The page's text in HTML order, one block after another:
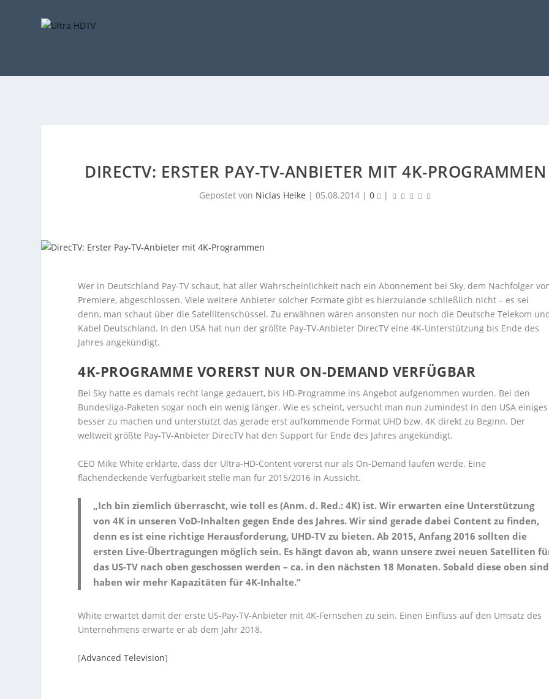
DIRECTV: ERSTER PAY-TV-ANBIETER MIT 4K-PROGRAMMEN
Gepostet von Niclas Heike |05.08.2014 |0 |
Wer in Deutschland Pay-TV schaut, hat aller Wahrscheinlichkeit nach ein Abonnement bei Sky, dem Nachfolger
Premiere, abgeschlossen. Viele weitere Anbieter solcher Formate gibt es hierzulande schließlich nicht – es sei
denn, man schaut über die Satellitenschüssel. Zu erwähnen wären ansonsten nur noch die Deutsche Telekom
Kabel Deutschland. In den USA hat nun der größte Pay-TV-Anbieter DirecTV eine 4K-Unterstützung bis Ende des
Jahres angekündigt.
4K-PROGRAMME VORERST NUR ON-DEMAND VERFÜGBAR
Bei Sky hatte es damals recht lange gedauert, bis HD-Programme ins Angebot aufgenommen wurden. Bei den
Bundesliga-Paketen sogar noch ein wenig länger. Wie es scheint, versucht man nun zumindest in den USA einiges
besser zu machen und unterstützt das gerade erst aufkommende Format UHD bzw. 4K direkt zu Beginn. Der
weltweit größte Pay-TV-Anbieter DirecTV hat den Support für Ende des Jahres angekündigt.
CEO Mike White erklärte, dass der Ultra-HD-Content vorerst nur als On-Demand laufen werde. Eine
flächendeckende Verfügbarkeit stelle man für 2015/2016 in Aussicht.
„Ich bin ziemlich überrascht, wie toll es (Anm. d. Red.: 4K) ist. Wir erwarten eine Unterstützung
von 4K in unseren VoD-Inhalten gegen Ende des Jahres. Wir sind gerade dabei Content zu finden,
denn es ist eine richtige Herausforderung, UHD-TV zu bieten. Ab 2015, Anfang 2016 sollten die
ersten Live-Übertragungen möglich sein. Es hängt davon ab, wann unsere zwei neuen Satelliten
das US-TV nach oben geschossen werden – ca. in den nächsten 18 Monaten. Sobald diese oben
haben wir mehr Kapazitäten für 4K-Inhalte.“
White erwartet damit der erste US-Pay-TV-Anbieter mit 4K-Fernsehen zu sein. Einen Einfluss auf den Umsatz des
Unternehmens erwarte er ab dem Jahr 2018.
[Advanced Television]